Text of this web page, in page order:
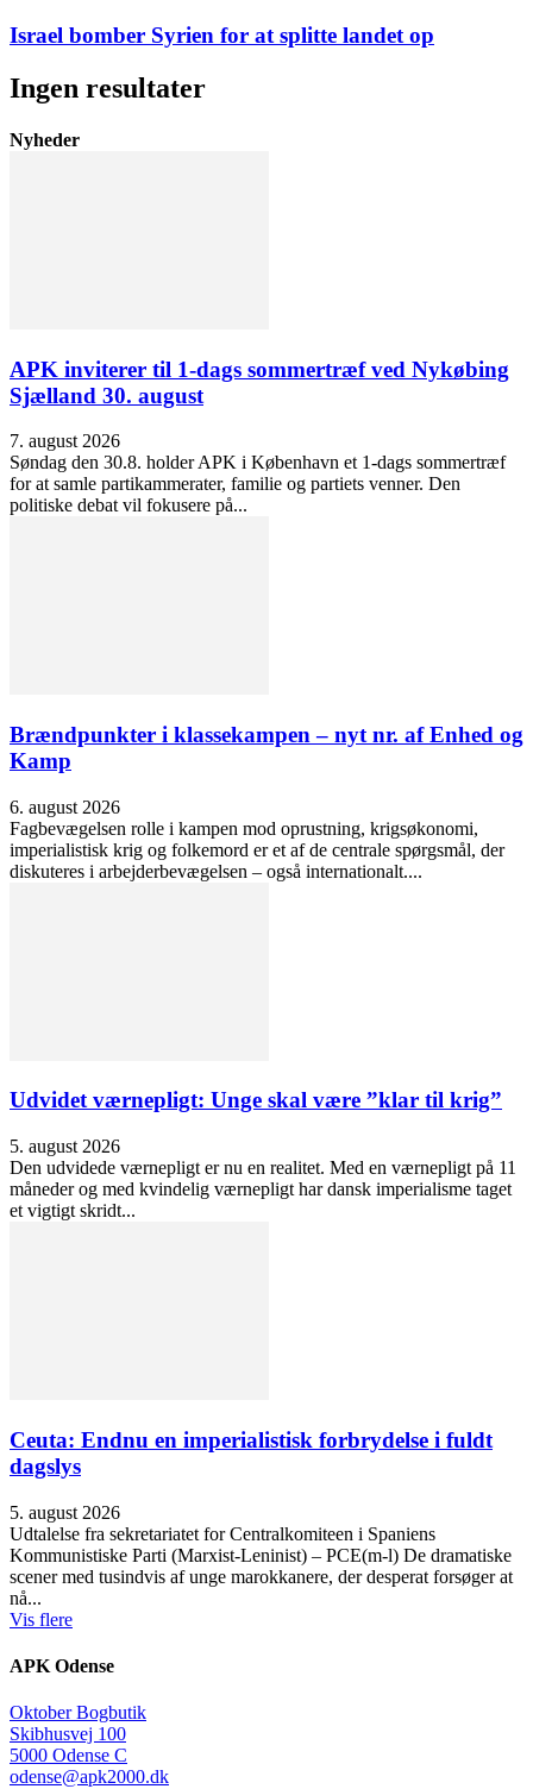
Israel bomber Syrien for at splitte landet op
Ingen resultater
Nyheder
APK inviterer til 1-dags sommertræf ved Nykøbing
Sjælland 30. august
7. august 2026
Søndag den 30.8. holder APK i København et 1-dags sommertræf
for at samle partikammerater, familie og partiets venner. Den
politiske debat vil fokusere på...
Brændpunkter i klassekampen – nyt nr. af Enhed og
Kamp
6. august 2026
Fagbevægelsen rolle i kampen mod oprustning, krigsøkonomi,
imperialistisk krig og folkemord er et af de centrale spørgsmål, der
diskuteres i arbejderbevægelsen – også internationalt....
Udvidet værnepligt: Unge skal være ”klar til krig”
5. august 2026
Den udvidede værnepligt er nu en realitet. Med en værnepligt på 11
måneder og med kvindelig værnepligt har dansk imperialisme taget
et vigtigt skridt...
Ceuta: Endnu en imperialistisk forbrydelse i fuldt
dagslys
5. august 2026
Udtalelse fra sekretariatet for Centralkomiteen i Spaniens
Kommunistiske Parti (Marxist-Leninist) – PCE(m-l) De dramatiske
scener med tusindvis af unge marokkanere, der desperat forsøger at
nå...
Vis flere
APK Odense
Oktober Bogbutik
Skibhusvej 100
5000 Odense C
odense@apk2000.dk